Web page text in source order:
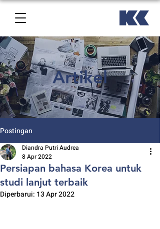
Artikel
Postingan
Persiapan bahasa Korea untuk
studi lanjut terbaik
Diandra Putri Audrea
8 Apr 2022
Diperbarui: 13 Apr 2022